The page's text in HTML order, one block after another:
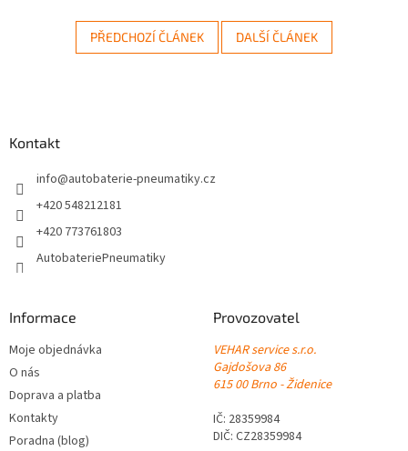
PŘEDCHOZÍ ČLÁNEK DALŠÍ ČLÁNEK
pKontakt
info@autobaterie-pneumatiky.cz
+420 548212181
+420 773761803
AutobateriePneumatiky
Informace
Moje objednávka
O nás
Doprava a platba
Kontakty
Poradna (blog)
Provozovatel
VEHAR service s.r.o.
Gajdošova 86
615 00 Brno - Židenice
IČ: 28359984
DIČ: CZ28359984